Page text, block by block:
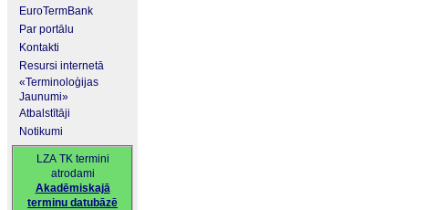
EuroTermBank
Par portālu
Kontakti
Resursi internetā
«Terminoloģijas
Jaunumi»
Atbalstītāji
Notikumi
LZA TK termini
atrodami
Akadēmiskajā
terminu datubāzē